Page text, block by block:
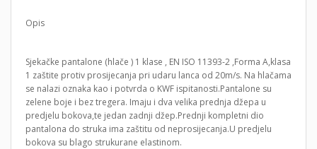
Opis
Sjekačke pantalone (hlače ) 1 klase , EN ISO 11393-2 ,Forma A,klasa
1 zaštite protiv prosijecanja pri udaru lanca od 20m/s. Na hlačama
se nalazi oznaka kao i potvrda o KWF ispitanosti.Pantalone su
zelene boje i bez tregera. Imaju i dva velika prednja džepa u
predjelu bokova,te jedan zadnji džep.Prednji kompletni dio
pantalona do struka ima zaštitu od neprosijecanja.U predjelu
bokova su blago strukurane elastinom.